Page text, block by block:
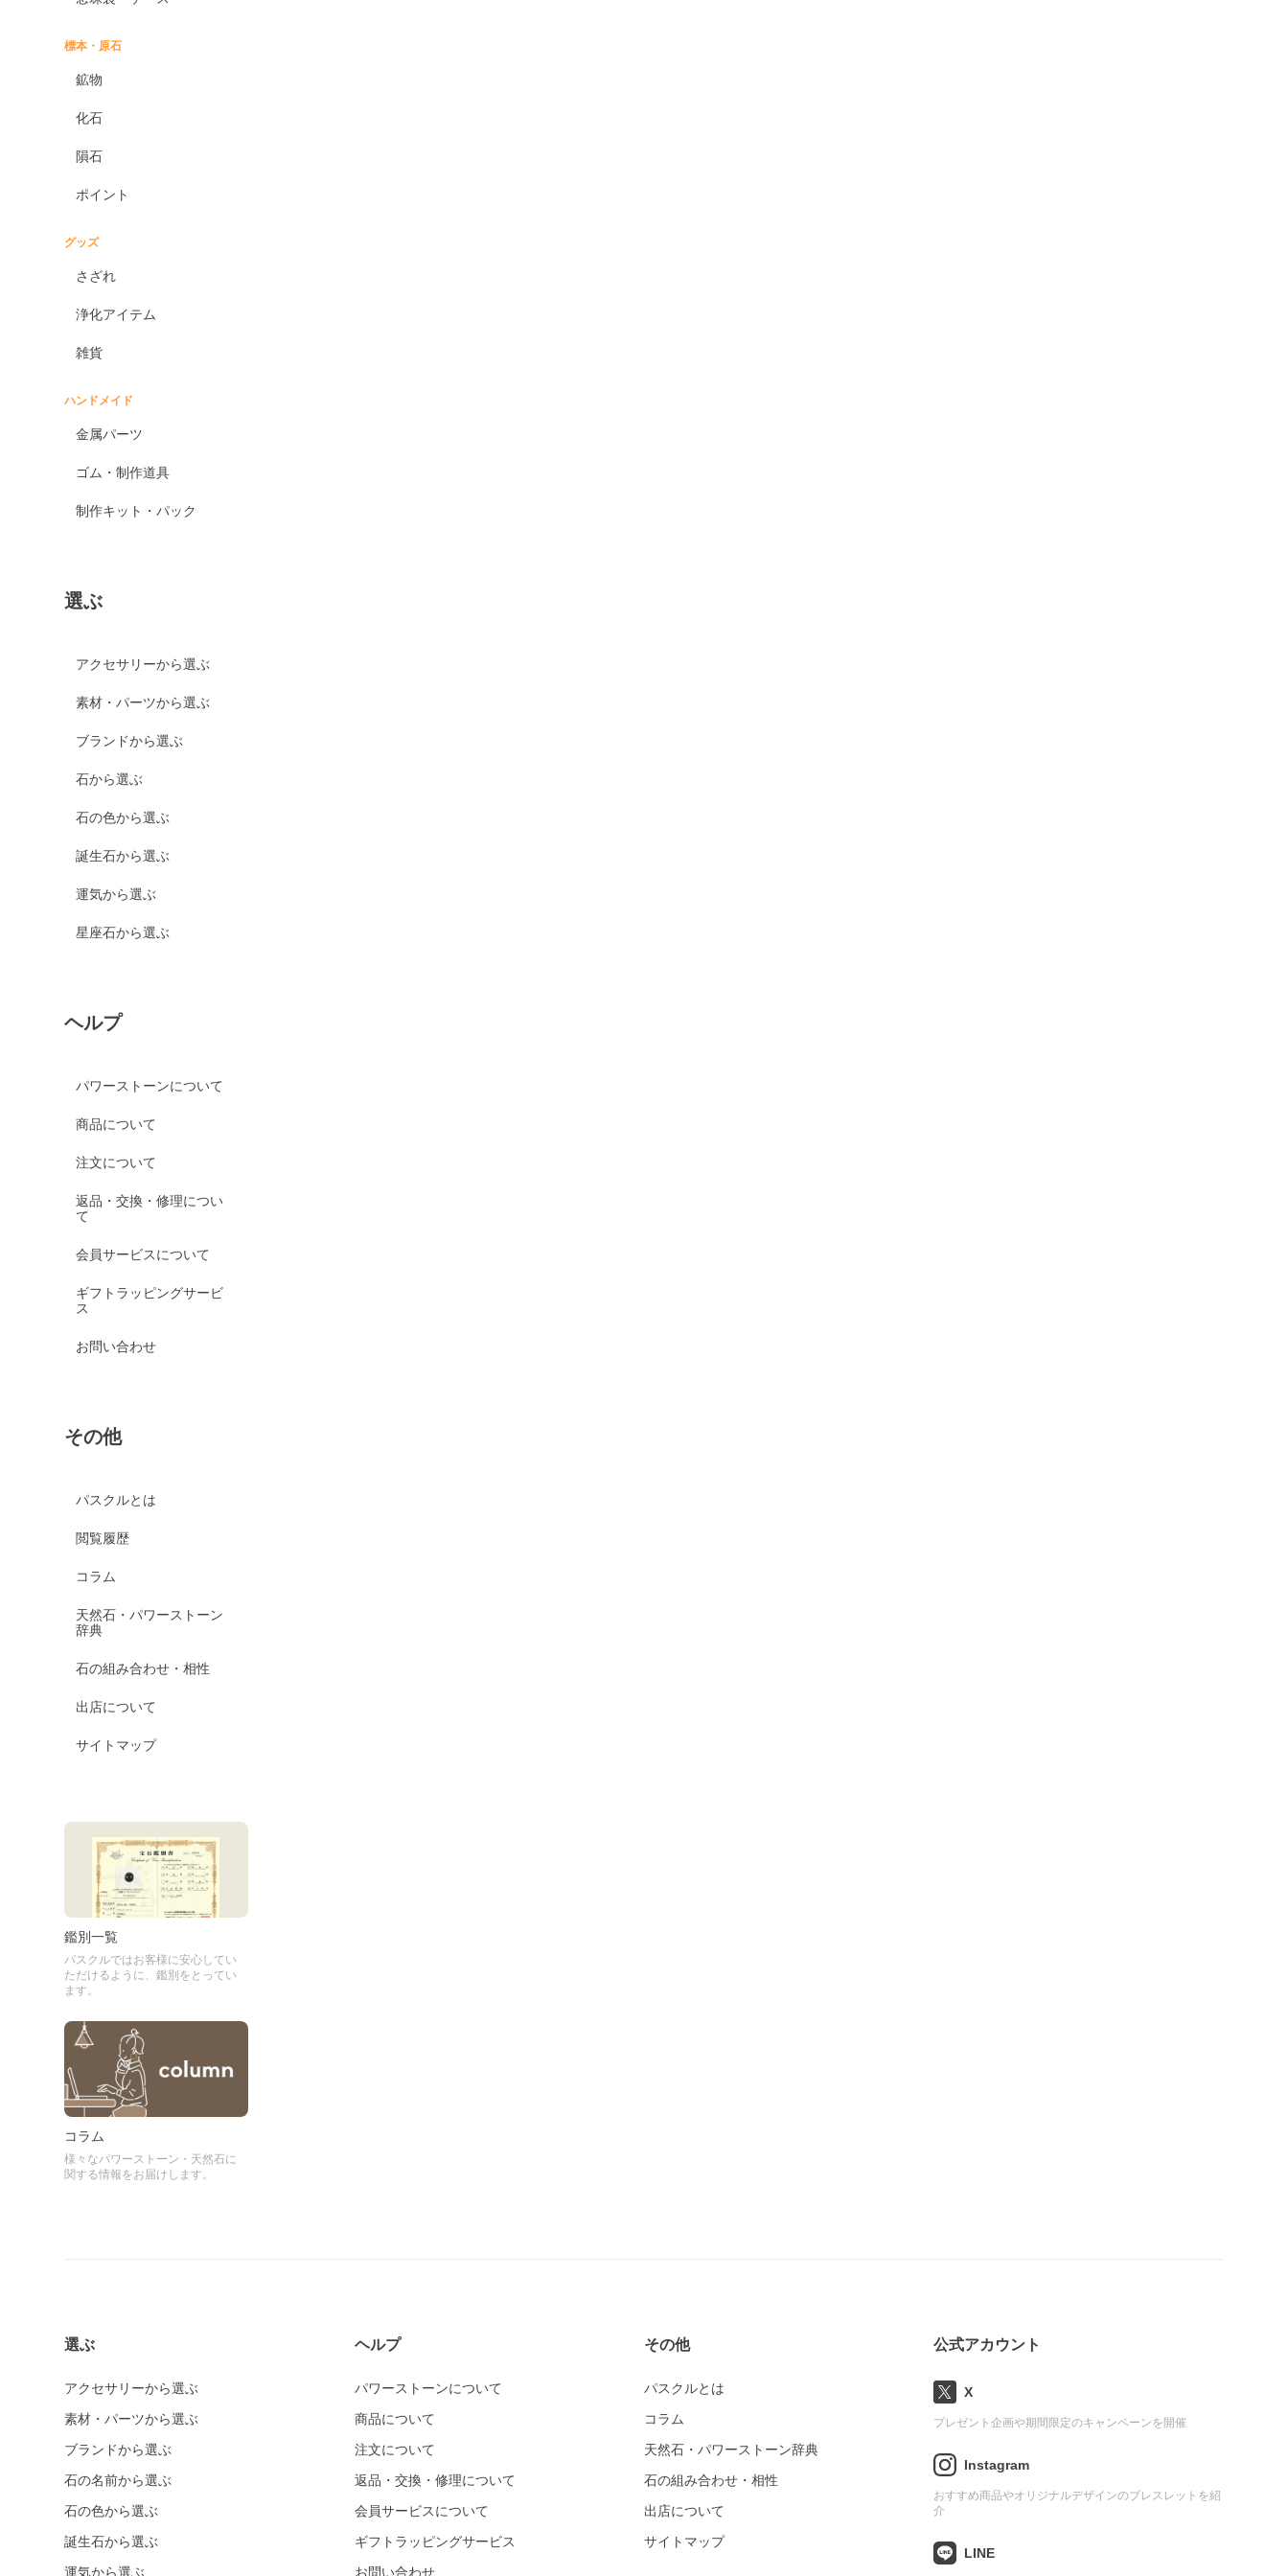
標本・原石
鉱物
化石
隕石
ポイント
グッズ
さざれ
浄化アイテム
雑貨
ハンドメイド
金属パーツ
ゴム・制作道具
制作キット・パック
選ぶ
アクセサリーから選ぶ
素材・パーツから選ぶ
ブランドから選ぶ
石から選ぶ
石の色から選ぶ
誕生石から選ぶ
運気から選ぶ
星座石から選ぶ
ヘルプ
パワーストーンについて
商品について
注文について
返品・交換・修理につい
て
会員サービスについて
ギフトラッピングサービ
ス
お問い合わせ
その他
パスクルとは
閲覧履歴
コラム
天然石・パワーストーン
辞典
石の組み合わせ・相性
出店について
サイトマップ
鑑別一覧
パスクルではお客様に安心してい
ただけるように、鑑別をとってい
ます。
コラム
様々なパワーストーン・天然石に
関する情報をお届けします。
選ぶ
アクセサリーから選ぶ
素材・パーツから選ぶ
ブランドから選ぶ
石の名前から選ぶ
石の色から選ぶ
誕生石から選ぶ
運気から選ぶ
ヘルプ
パワーストーンについて
商品について
注文について
返品・交換・修理について
会員サービスについて
ギフトラッピングサービス
お問い合わせ
その他
パスクルとは
コラム
天然石・パワーストーン辞典
石の組み合わせ・相性
出店について
サイトマップ
公式アカウント
X
プレゼント企画や期間限定のキャンペーンを開催
Instagram
おすすめ商品やオリジナルデザインのブレスレットを紹
介
LINE